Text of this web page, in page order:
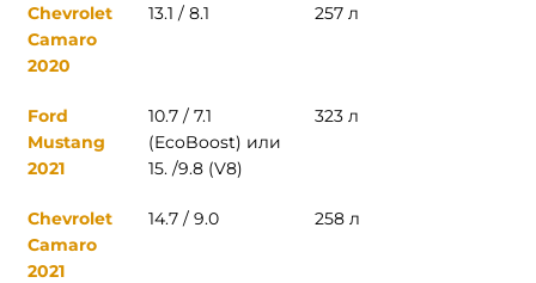
Chevrolet
Camaro
2020
13.1 / 8.1 257 л
Ford
Mustang
2021
10.7 / 7.1
(EcoBoost) или
15. /9.8 (V8)
323 л
Chevrolet
Camaro
2021
14.7 / 9.0 258 л